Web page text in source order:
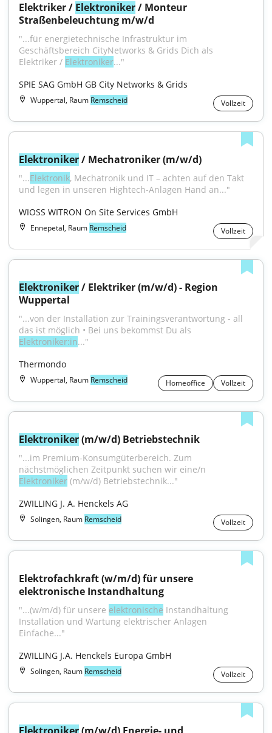
Elektriker / Elektroniker / Monteur
Straßenbeleuchtung m/w/d
"...für energietechnische Infrastruktur im
Geschäftsbereich CityNetworks & Grids Dich als
Elektriker / Elektroniker..."
SPIE SAG GmbH GB City Networks & Grids
Wuppertal, Raum Remscheid Vollzeit
Elektroniker / Mechatroniker (m/w/d)
"...Elektronik, Mechatronik und IT – achten auf den Takt
und legen in unseren Hightech-Anlagen Hand an..."
WIOSS WITRON On Site Services GmbH
Ennepetal, Raum Remscheid Vollzeit
Elektroniker / Elektriker (m/w/d) - Region
Wuppertal
"...von der Installation zur Trainingsverantwortung - all
Elektroniker:in..."
Thermondo
Wuppertal, Raum Remscheid Homeoffice Vollzeit
Elektroniker (m/w/d) Betriebstechnik
"...im Premium-Konsumgüterbereich. Zum
Elektroniker (m/w/d) Betriebstechnik..."
ZWILLING J. A. Henckels AG
Solingen, Raum Remscheid Vollzeit
Elektrofachkraft (w/m/d) für unsere
elektronische Instandhaltung
"...(w/m/d) für unsere elektronische Instandhaltung
Installation und Wartung elektrischer Anlagen
Einfache..."
ZWILLING J.A. Henckels Europa GmbH
Solingen, Raum Remscheid Vollzeit